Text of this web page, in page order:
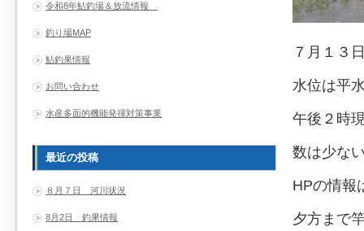
７月１３
水位は平
午後２時
数は少な
HPの情報
夕方まで
令和8年鮎釣場＆放流情報
釣り場MAP
鮎釣果情報
お問い合わせ
水産多面的機能発揮対策事業
最近の投稿
８月７日 河川状況
8月2日 釣果情報